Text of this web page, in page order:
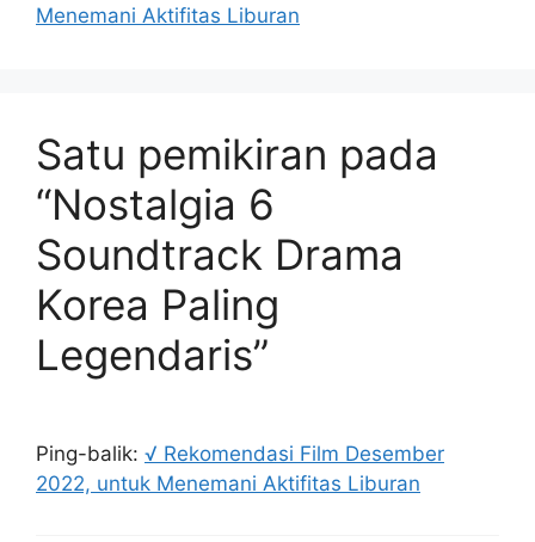
Menemani Aktifitas Liburan
Satu pemikiran pada
“Nostalgia 6
Soundtrack Drama
Korea Paling
Legendaris”
Ping-balik: √ Rekomendasi Film Desember
2022, untuk Menemani Aktifitas Liburan